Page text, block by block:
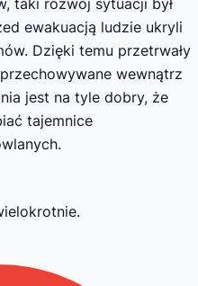
taki rozwój sytuacji był
ewakuacją ludzie ukryli
Dzięki temu przetrwały
wewnątrz
jest na tyle dobry, że
tajemnice